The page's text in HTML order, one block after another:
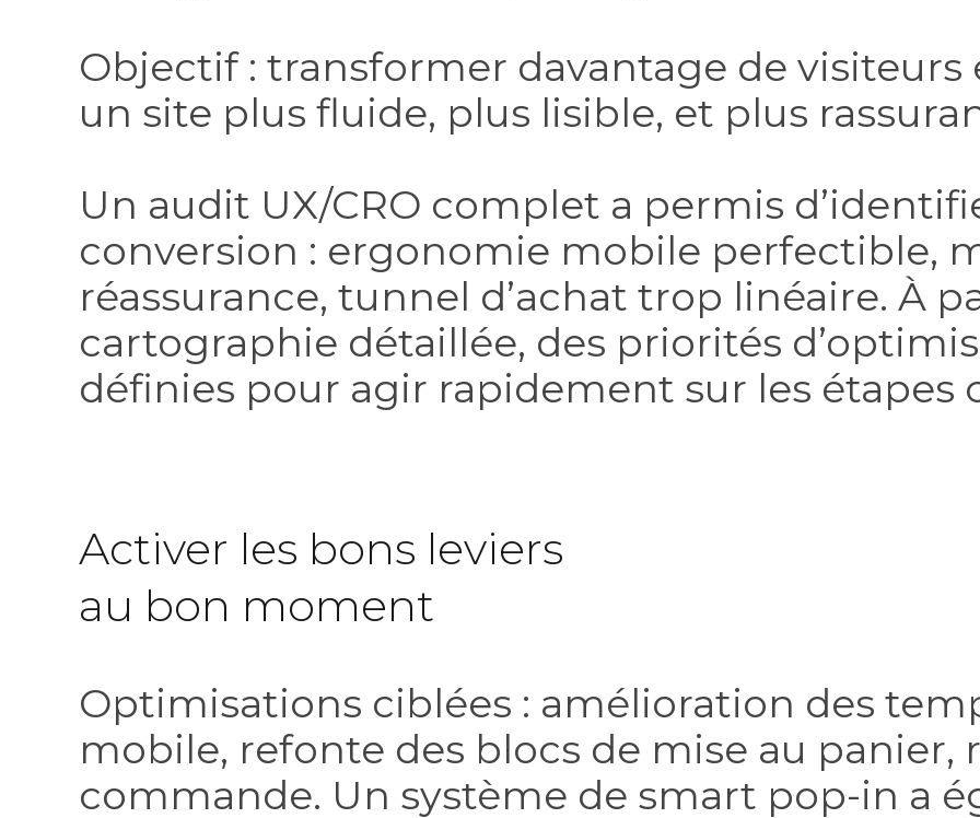
Objectif : transformer davantage de visiteurs
un site plus fluide, plus lisible, et plus
Un audit UX/CRO complet a permis
conversion : ergonomie mobile perfectible,
réassurance, tunnel d’achat trop linéaire. À
cartographie détaillée, des priorités
définies pour agir rapidement sur les étapes
Activer les bons leviers
au bon moment
Optimisations ciblées : amélioration des
mobile, refonte des blocs de mise au panier,
commande. Un système de smart pop-in a